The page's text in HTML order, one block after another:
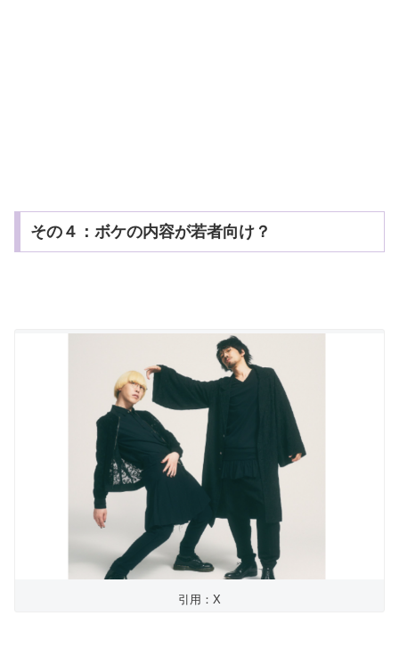
その４：ボケの内容が若者向け？
引用：X